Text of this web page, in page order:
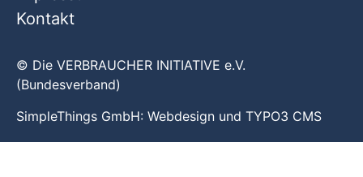
Kontakt
© Die VERBRAUCHER INITIATIVE e.V.
(Bundesverband)
SimpleThings GmbH: Webdesign und TYPO3 CMS